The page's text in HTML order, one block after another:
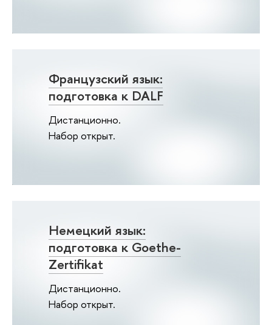
Французский язык:
подготовка к DALF
Дистанционно.
Набор открыт.
Немецкий язык:
подготовка к Goethe-
Zertifikat
Дистанционно.
Набор открыт.